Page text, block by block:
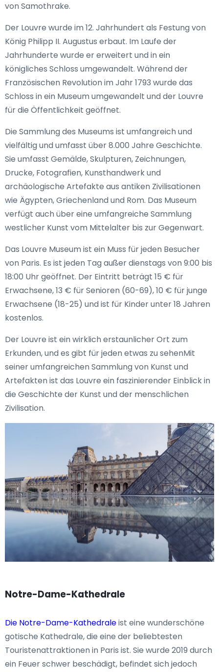
von Samothrake.
Der Louvre wurde im 12. Jahrhundert als Festung von
König Philipp II. Augustus erbaut. Im Laufe der
Jahrhunderte wurde er erweitert und in ein
königliches Schloss umgewandelt. Während der
Französischen Revolution im Jahr 1793 wurde das
Schloss in ein Museum umgewandelt und der Louvre
für die Öffentlichkeit geöffnet.
Die Sammlung des Museums ist umfangreich und
vielfältig und umfasst über 8.000 Jahre Geschichte.
Sie umfasst Gemälde, Skulpturen, Zeichnungen,
Drucke, Fotografien, Kunsthandwerk und
archäologische Artefakte aus antiken Zivilisationen
wie Ägypten, Griechenland und Rom. Das Museum
verfügt auch über eine umfangreiche Sammlung
westlicher Kunst vom Mittelalter bis zur Gegenwart.
Das Louvre Museum ist ein Muss für jeden Besucher
von Paris. Es ist jeden Tag außer dienstags von 9:00 bis
18:00 Uhr geöffnet. Der Eintritt beträgt 15 € für
Erwachsene, 13 € für Senioren (60-69), 10 € für junge
Erwachsene (18-25) und ist für Kinder unter 18 Jahren
kostenlos.
Der Louvre ist ein wirklich erstaunlicher Ort zum
Erkunden, und es gibt für jeden etwas zu sehenMit
seiner umfangreichen Sammlung von Kunst und
Artefakten ist das Louvre ein faszinierender Einblick in
die Geschichte der Kunst und der menschlichen
Zivilisation.
Notre-Dame-Kathedrale
Die Notre-Dame-Kathedraleist eine wunderschöne
gotische Kathedrale, die eine der beliebtesten
Touristenattraktionen in Paris ist. Sie wurde 2019 durch
ein Feuer schwer beschädigt, befindet sich jedoch